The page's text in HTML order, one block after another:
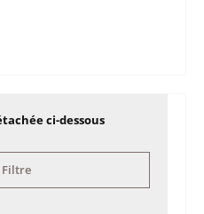
ci-dessous
Filtre